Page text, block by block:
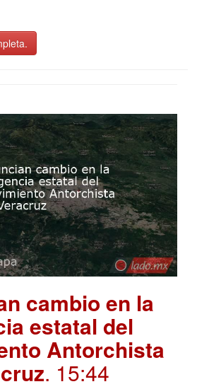
cambio en la
estatal del
Antorchista
. 15:44